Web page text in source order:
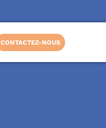
CONTACTEZ-NOUS